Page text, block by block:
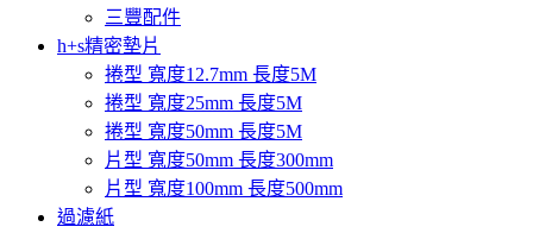
三豐配件
h+s精密墊片
捲型 寬度12.7mm 長度5M
捲型 寬度25mm 長度5M
捲型 寬度50mm 長度5M
片型 寬度50mm 長度300mm
片型 寬度100mm 長度500mm
過濾紙